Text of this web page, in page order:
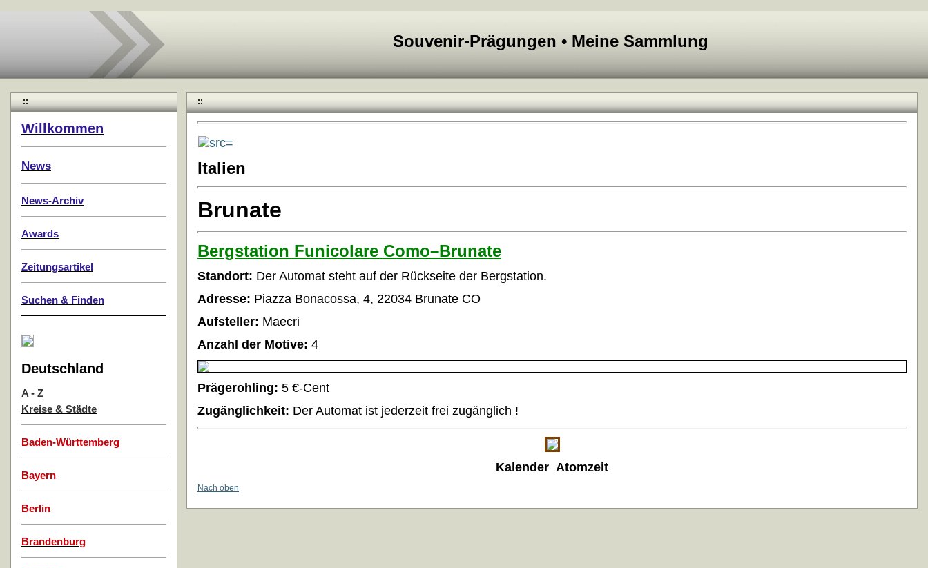
Souvenir-Prägungen • Meine Sammlung
::
Willkommen
News
News-Archiv
Awards
Zeitungsartikel
Suchen & Finden
Deutschland
A - Z
Kreise & Städte
Baden-Württemberg
Bayern
Berlin
Brandenburg
::
Italien
Brunate
Bergstation Funicolare Como–Brunate
Standort: Der Automat steht auf der Rückseite der Bergstation.
Adresse: Piazza Bonacossa, 4, 22034 Brunate CO
Aufsteller: Maecri
Anzahl der Motive: 4
Prägerohling: 5 €-Cent
Zugänglichkeit: Der Automat ist jederzeit frei zugänglich !
Kalender - Atomzeit
Nach oben